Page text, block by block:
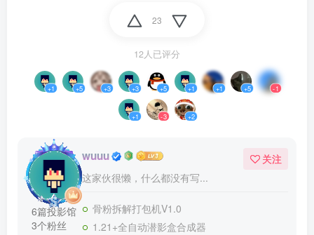
23
12人已评分
+1 +5 +3 +3 +5 +1 +1 +5 -1
+1 -3 +2
6篇投影馆
3个粉丝
wuuu
这家伙很懒，什么都没有写...
关注
骨粉拆解打包机V1.0
1.21+全自动潜影盒合成器